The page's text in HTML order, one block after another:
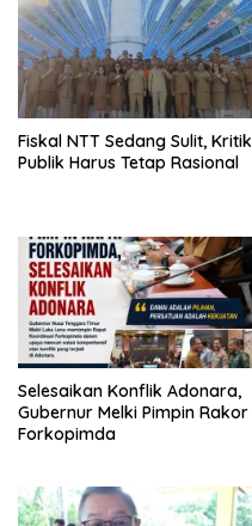
Fiskal NTT Sedang Sulit, Kritik
Publik Harus Tetap Rasional
Selesaikan Konflik Adonara,
Gubernur Melki Pimpin Rakor
Forkopimda